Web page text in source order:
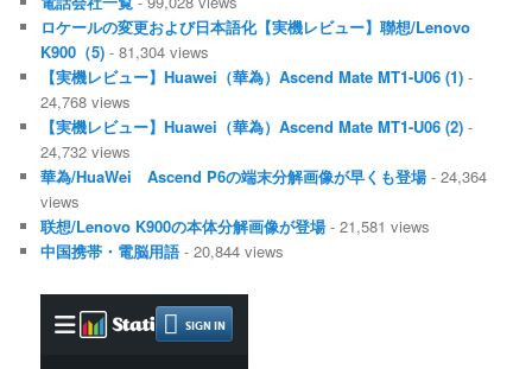
ロケールの変更および日本語化【実機レビュー】聯想/Lenovo
K900（5) - 81,304 views
【実機レビュー】Huawei（華為）Ascend Mate MT1-U06 (1) -
24,768 views
【実機レビュー】Huawei（華為）Ascend Mate MT1-U06 (2) -
24,732 views
華為/HuaWei Ascend P6の端末分解画像が早くも登場- 24,364
views
联想/Lenovo K900の本体分解画像が登場- 21,581 views
中国携帯・電脳用語- 20,844 views